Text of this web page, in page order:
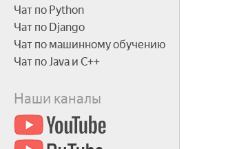
Чат по Python
Чат по Django
Чат по машинному обучению
Чат по Java и С++
Наши каналы